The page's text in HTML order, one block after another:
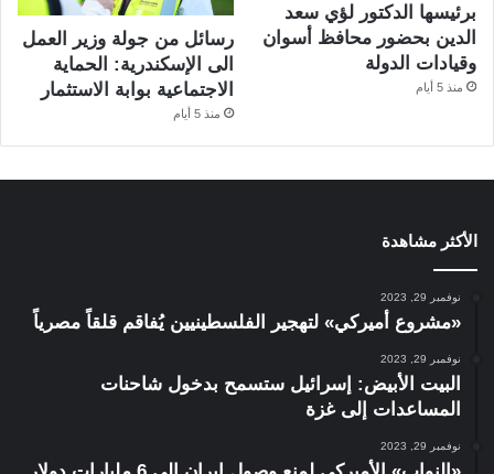
برئيسها الدكتور لؤي سعد
الدين بحضور محافظ أسوان
وقيادات الدولة
منذ 5 أيام
رسائل من جولة وزير العمل
الى الإسكندرية: الحماية
الاجتماعية بوابة الاستثمار
منذ 5 أيام
الأكثر مشاهدة
نوفمبر 29, 2023
«مشروع أميركي» لتهجير الفلسطينيين يُفاقم قلقاً مصرياً
نوفمبر 29, 2023
البيت الأبيض: إسرائيل ستسمح بدخول شاحنات
المساعدات إلى غزة
نوفمبر 29, 2023